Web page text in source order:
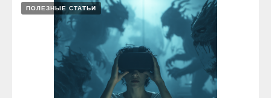
ПОЛЕЗНЫЕ СТАТЬИ